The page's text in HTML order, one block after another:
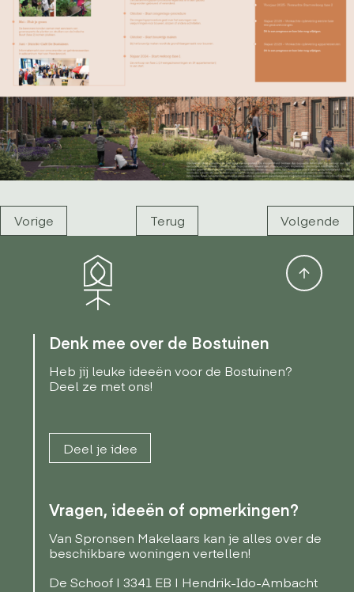
Vorige Terug Volgende
Denk mee over de Bostuinen
Heb jij leuke ideeën voor de Bostuinen?
Deel ze met ons!
Deel je idee
Vragen, ideeën of opmerkingen?
Van Spronsen Makelaars kan je alles over de
beschikbare woningen vertellen!
De Schoof | 3341 EB | Hendrik-Ido-Ambacht